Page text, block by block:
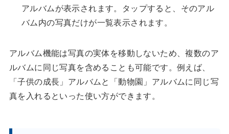
アルバムが表示されます。タップすると、そのアル
バム内の写真だけが一覧表示されます。
アルバム機能は写真の実体を移動しないため、複数のア
ルバムに同じ写真を含めることも可能です。例えば、
「子供の成長」アルバムと「動物園」アルバムに同じ写
真を入れるといった使い方ができます。